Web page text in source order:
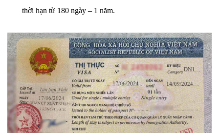
thời hạn từ 180 ngày – 1 năm.